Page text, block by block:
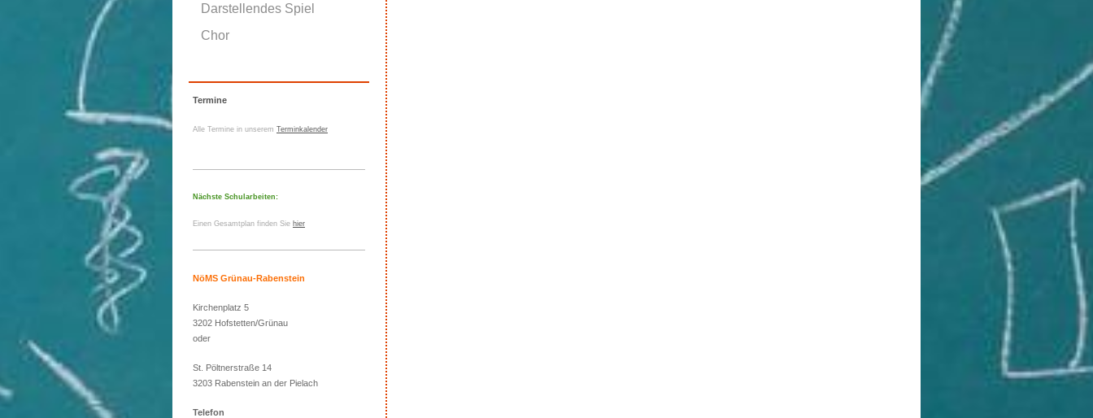
Darstellendes Spiel
Chor
Termine
Alle Termine in unserem Terminkalender
Nächste Schularbeiten:
Einen Gesamtplan finden Sie hier
NöMS Grünau-Rabenstein
Kirchenplatz 5
3202 Hofstetten/Grünau
oder
St. Pöltnerstraße 14
3203 Rabenstein an der Pielach
Telefon